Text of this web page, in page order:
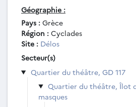
Géographie :
Pays : Grèce
Région : Cyclades
Site : Délos
Secteur(s)
Quartier du théâtre, GD 117
Quartier du théâtre, Îlot
masques